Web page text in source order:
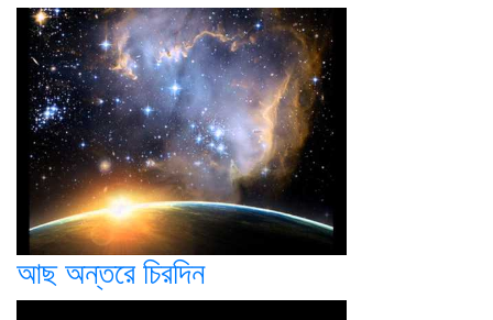
আছ অন্তরে চিরদিন